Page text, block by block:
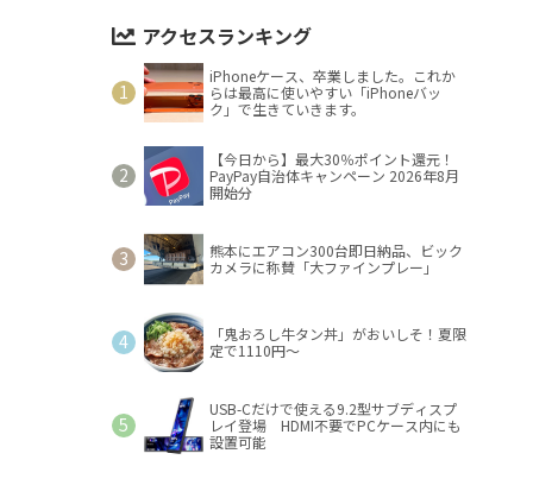
アクセスランキング
iPhoneケース、卒業しました。これか
らは最高に使いやすい「iPhoneバッ
ク」で生きていきます。
【今日から】最大30％ポイント還元！
PayPay自治体キャンペーン 2026年8月
開始分
熊本にエアコン300台即日納品、ビック
カメラに称賛「大ファインプレー」
「鬼おろし牛タン丼」がおいしそ！夏限
定で1110円～
USB-Cだけで使える9.2型サブディスプ
レイ登場 HDMI不要でPCケース内にも
設置可能